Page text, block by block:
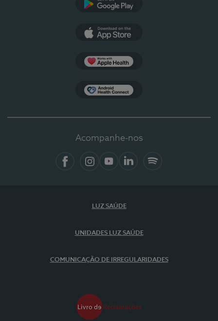
Acompanhe-nos
LUZ SAÚDE
UNIDADES LUZ SAÚDE
COMUNICAÇÃO DE IRREGULARIDADES